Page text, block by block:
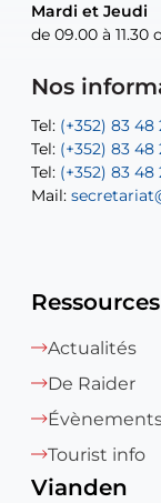
Mardi et Jeudi
de 09.00 à 11.30
Nos
Tel: (+352) 83 48
Tel: (+352) 83 48
Tel: (+352) 83 48
Mail:
Mardi et Jeudi
de 09.00 à 11.30
Tel: (+352) 83 48
Tel: (+352) 83 48
Mail:
Mail:
Mail:
Tel:(+352) 83 48
Tel:Permanence
Actualités
De Raider
Tourist info
Vianden